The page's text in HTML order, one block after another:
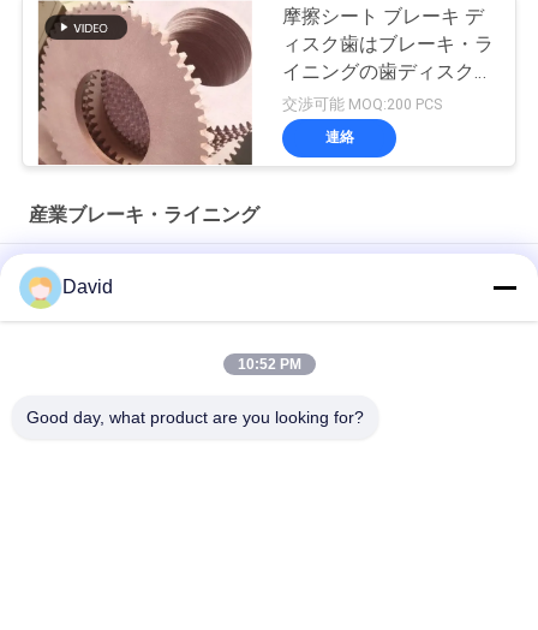
摩擦シート ブレーキ デ
ィスク歯はブレーキ・ラ
イニングの歯ディスク歯
の摩擦ライニングを
交渉可能 MOQ:200 PCS
連絡
産業ブレーキ・ライニング
厚さ3mmのアスベストスの自由な摩擦材料
力出版物機械オイル抵抗の産業ブレーキ・ライニング
ウインドラスのトラクターのための適用範囲が広い産業摩擦材
David
10:52 PM
Good day, what product are you looking for?